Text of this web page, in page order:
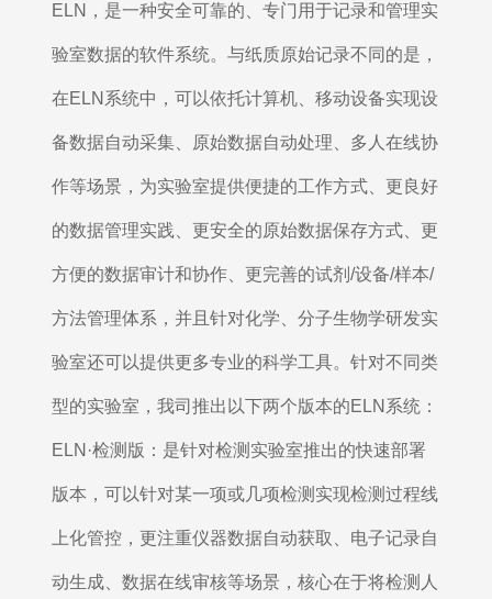
ELN，是一种安全可靠的、专门用于记录和管理实
验室数据的软件系统。与纸质原始记录不同的是，
在ELN系统中，可以依托计算机、移动设备实现设
备数据自动采集、原始数据自动处理、多人在线协
作等场景，为实验室提供便捷的工作方式、更良好
的数据管理实践、更安全的原始数据保存方式、更
方便的数据审计和协作、更完善的试剂/设备/样本/
方法管理体系，并且针对化学、分子生物学研发实
验室还可以提供更多专业的科学工具。针对不同类
型的实验室，我司推出以下两个版本的ELN系统：
ELN·检测版：是针对检测实验室推出的快速部署
版本，可以针对某一项或几项检测实现检测过程线
上化管控，更注重仪器数据自动获取、电子记录自
动生成、数据在线审核等场景，核心在于将检测人